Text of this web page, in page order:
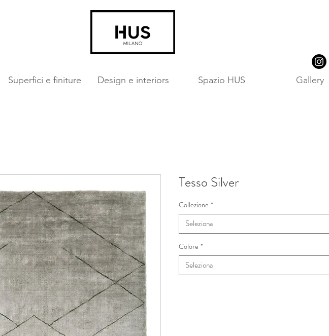
Superfici e finiture Design e interiors Spazio HUS Gallery
Tesso Silver
Collezione *
Seleziona
Colore *
Seleziona